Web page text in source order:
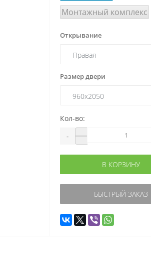
Монтажный комплекс
Открывание
Размер двери
Кол-во:
-
В КОРЗИНУ
БЫСТРЫЙ ЗАКАЗ